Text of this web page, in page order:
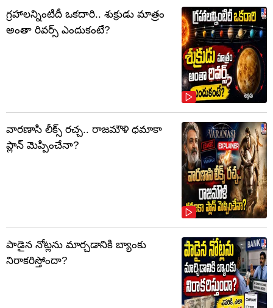
గ్రహాలన్నింటిదీ ఒకదారి.. శుక్రుడు మాత్రం
అంతా రివర్స్ ఎందుకంటే?
వారణాసి లీక్స్ రచ్చ.. రాజమౌళి ధమాకా
ప్లాన్ మెప్పించేనా?
పాడైన నోట్లను మార్చడానికి బ్యాంకు
నిరాకరిస్తోందా?